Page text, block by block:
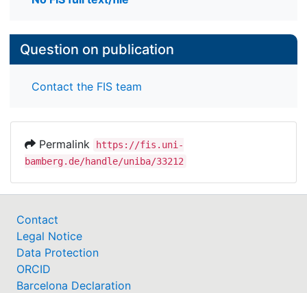
Question on publication
Contact the FIS team
Permalink
https://fis.uni-
bamberg.de/handle/uniba/33212
Contact
Legal Notice
Data Protection
ORCID
Barcelona Declaration